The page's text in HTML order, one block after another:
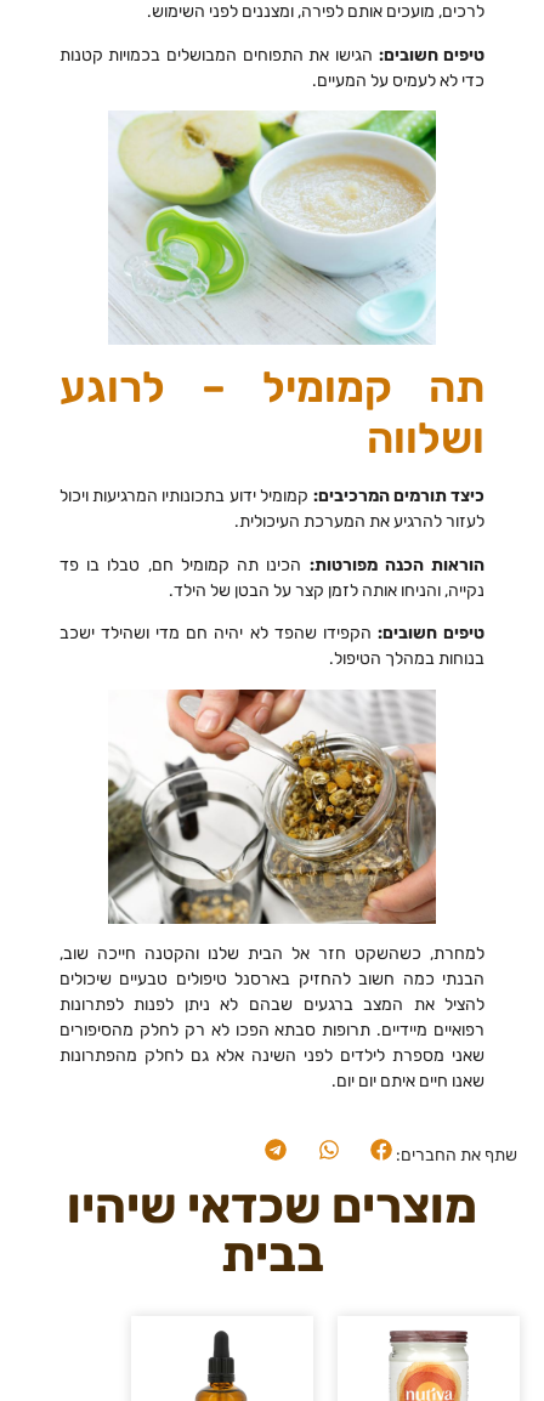
לרכים, מועכים אותם לפירה, ומצננים לפני השימוש.
טיפים חשובים:הגישו את התפוחים המבושלים בכמויות קטנות
כדי לא לעמיס על המעיים.
תה קמומיל – לרוגע
ושלווה
כיצד תורמים המרכיבים:קמומיל ידוע בתכונותיו המרגיעות ויכול
לעזור להרגיע את המערכת העיכולית.
הוראות הכנה מפורטות:הכינו תה קמומיל חם, טבלו בו פד
נקייה, והניחו אותה לזמן קצר על הבטן של הילד.
טיפים חשובים:הקפידו שהפד לא יהיה חם מדי ושהילד ישכב
בנוחות במהלך הטיפול.
למחרת, כשהשקט חזר אל הבית שלנו והקטנה חייכה שוב,
הבנתי כמה חשוב להחזיק בארסנל טיפולים טבעיים שיכולים
להציל את המצב ברגעים שבהם לא ניתן לפנות לפתרונות
רפואיים מיידיים. תרופות סבתא הפכו לא רק לחלק מהסיפורים
שאני מספרת לילדים לפני השינה אלא גם לחלק מהפתרונות
שאנו חיים איתם יום יום.
שתף את החברים:
מוצרים שכדאי שיהיו
בבית